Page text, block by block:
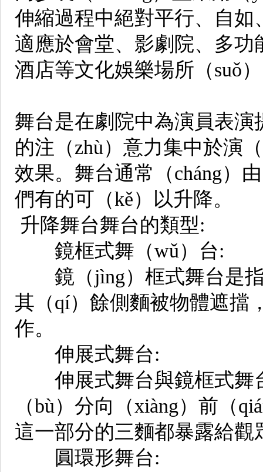
伸縮過程中絕對平行、自
適應於會堂、影劇院、多
酒店等文化娛樂場所（suǒ
舞台是在劇院中為演員表
的注（zhù）意力集中於演
效果。舞台通常（cháng）
們有的可（kě）以升降。
升降舞台舞台的類型:
鏡框式舞（wǔ）台:
鏡（jìng）框式舞台是指
其（qí）餘側麵被物體遮擋
作。
伸展式舞台:
伸展式舞台與鏡框式舞
（bù）分向（xiàng）前（
這一部分的三麵都暴露給觀
圓環形舞台: